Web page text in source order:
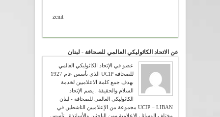
zenit
عن الاتحاد الكاثوليكي العالمي للصحافة - لبنان
عضو في الإتحاد الكاثوليكي العالمي
للصحافة UCIP الذي تأسس عام 1927
بهدف جمع كلمة الاعلاميين لخدمة
السلام والحقيقة . يضم الإتحاد
الكاثوليكي العالمي للصحافة - لبنان
UCIP – LIBAN مجموعة من الإعلاميين الناشطين في
مختلف الوسائل الإعلامية ومن الباحثين والأساتذة . تأسس